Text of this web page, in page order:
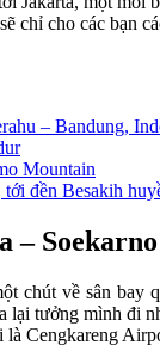
cho các bạn
– Bandung,
Mountain
đền Besakih
–
chút về sân bay
tưởng mình đi
Cengkareng